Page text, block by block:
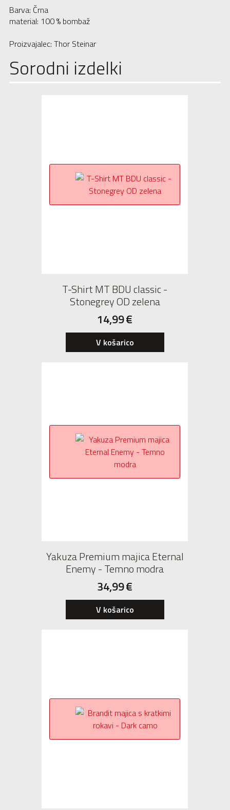
Barva: Črna
material: 100 % bombaž
Proizvajalec: Thor Steinar
Sorodni izdelki
T-Shirt MT BDU classic -
Stonegrey OD zelena
14,99€
V košarico
Yakuza Premium majica Eternal
Enemy - Temno modra
34,99€
V košarico